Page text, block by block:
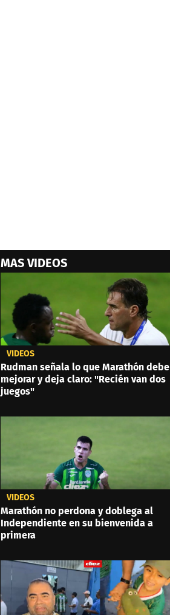
MAS VIDEOS
VIDEOS
Rudman señala lo que Marathón debe
mejorar y deja claro: "Recién van dos
juegos"
VIDEOS
Marathón no perdona y doblega al
Independiente en su bienvenida a
primera